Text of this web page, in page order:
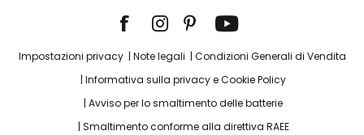
Impostazioni privacy Note legali
Condizioni Generali di Vendita
Informativa sulla privacy e Cookie Policy
Avviso per lo smaltimento delle batterie
Smaltimento conforme alla direttiva RAEE